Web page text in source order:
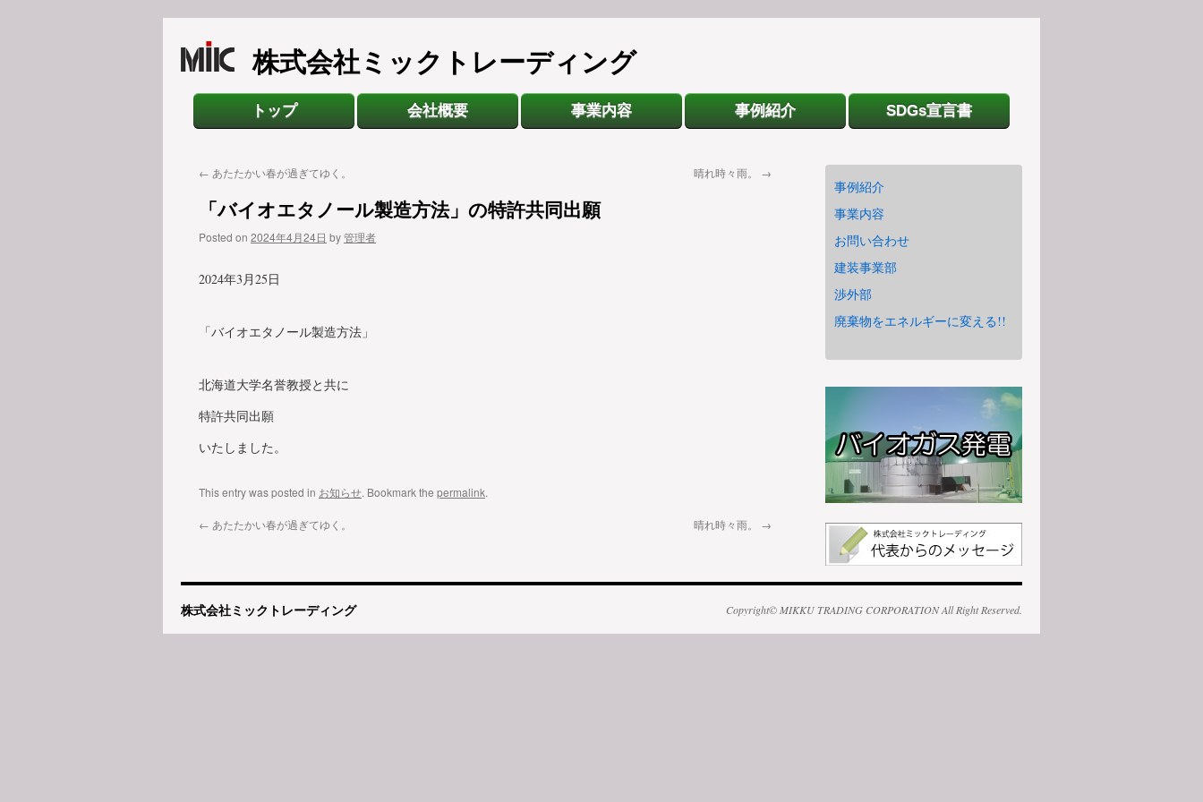
株式会社ミックトレーディング
トップ 会社概要 事業内容 事例紹介 SDGs宣言書
← あたたかい春が過ぎてゆく。 晴れ時々雨。 →
「バイオエタノール製造方法」の特許共同出願
Posted on 2024年4月24日 by管理者
2024年3月25日
「バイオエタノール製造方法」
北海道大学名誉教授と共に
特許共同出願
いたしました。
This entry was posted in お知らせ. Bookmark the permalink.
← あたたかい春が過ぎてゆく。 晴れ時々雨。 →
事例紹介
事業内容
お問い合わせ
建装事業部
渉外部
廃棄物をエネルギーに変える!!
株式会社ミックトレーディング Copyright© MIKKU TRADING CORPORATION All Right Reserved.